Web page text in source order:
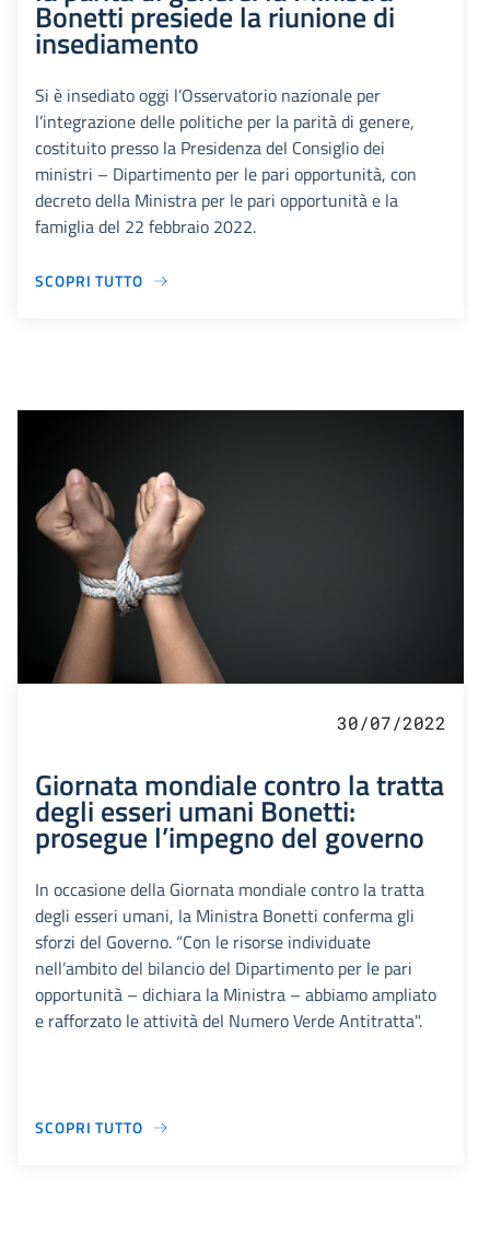
Bonetti presiede la riunione di
insediamento
Si è insediato oggi l’Osservatorio nazionale per
l’integrazione delle politiche per la parità di genere,
costituito presso la Presidenza del Consiglio dei
ministri – Dipartimento per le pari opportunità, con
decreto della Ministra per le pari opportunità e la
famiglia del 22 febbraio 2022.
SCOPRI TUTTO
30/07/2022
Giornata mondiale contro la tratta
degli esseri umani Bonetti:
prosegue l’impegno del governo
In occasione della Giornata mondiale contro la tratta
degli esseri umani, la Ministra Bonetti conferma gli
sforzi del Governo. “Con le risorse individuate
nell’ambito del bilancio del Dipartimento per le pari
opportunità – dichiara la Ministra – abbiamo ampliato
e rafforzato le attività del Numero Verde Antitratta".
SCOPRI TUTTO